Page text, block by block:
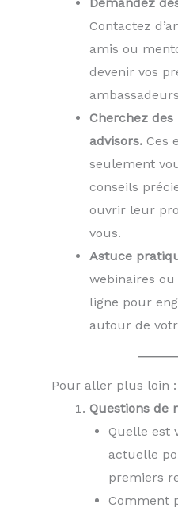
Demandez
Contactez
amis ou
devenir vos
Cherchez
advisors. Ces
seulement
conseils
ouvrir leur
vous.
Astuce
webinaires
ligne pour
autour de
Pour aller plus loin :
Questions de
Quelle est
actuelle
premiers
Comment